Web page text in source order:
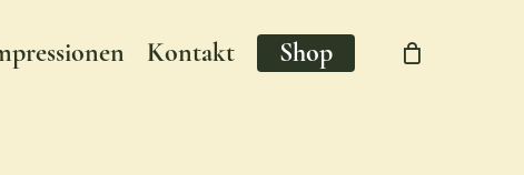
Kontakt Shop